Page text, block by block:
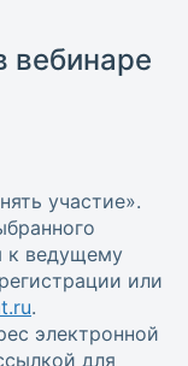
вебинаре
участие».
к ведущему
или
.
электронной
для